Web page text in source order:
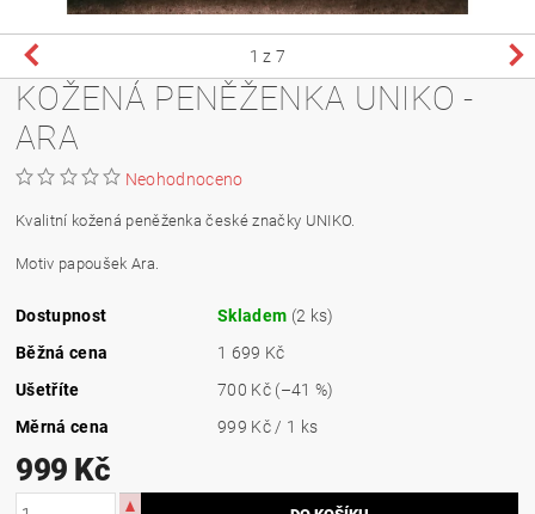
1 z 7
KOŽENÁ PENĚŽENKA UNIKO -
ARA
Neohodnoceno
Kvalitní kožená peněženka české značky UNIKO.
Motiv papoušek Ara.
Dostupnost Skladem (2 ks)
Běžná cena
1 699 Kč
Ušetříte
700 Kč (–41 %)
Měrná cena
999 Kč / 1 ks
999 Kč